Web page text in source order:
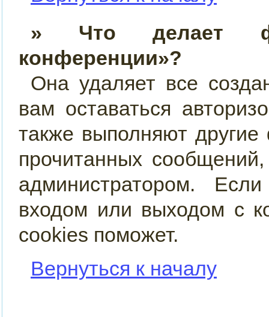
» Что делает
конференции»?
Она удаляет все
вам оставаться
также выполняют другие
прочитанных
администратором.
входом или выходом с
cookies поможет.
Вернуться к началу